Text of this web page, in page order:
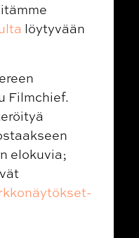
löytyvään
Filmchief.
elokuvia;